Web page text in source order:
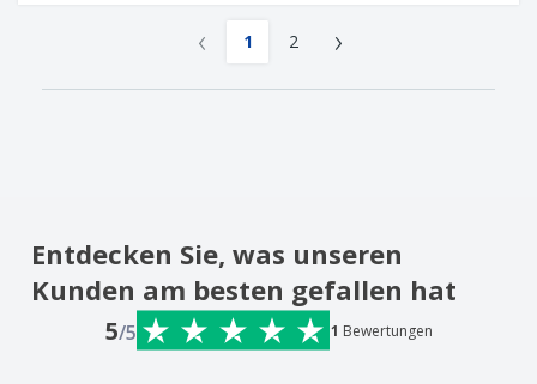
‹ 1 2 ›
Entdecken Sie, was unseren
Kunden am besten gefallen hat
5/5 1 Bewertungen